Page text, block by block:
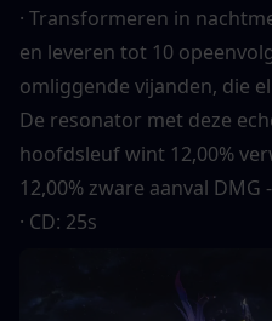
· Transformeren in
en leveren tot 10
omliggende vijanden, die
De resonator met deze
hoofdsleuf wint 12,00%
12,00% zware aanval DMG
· CD: 25s